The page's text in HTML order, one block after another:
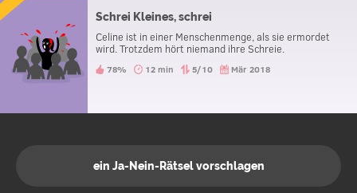
Schrei Kleines, schrei
Celine ist in einer Menschenmenge, als sie ermordet
wird. Trotzdem hört niemand ihre Schreie.
78% 12 min 5/10 Mär 2018
ein Ja-Nein-Rätsel vorschlagen